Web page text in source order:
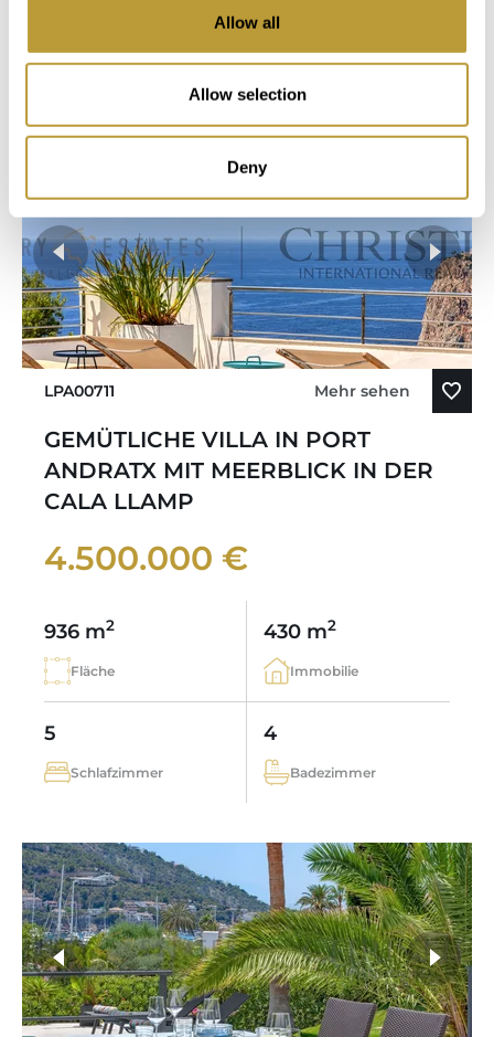
Allow all
Allow selection
Deny
Schlafzimmer
3
Badezimmer
LPA00711 Mehr sehen
GEMÜTLICHE VILLA IN PORT
ANDRATX MIT MEERBLICK IN DER
CALA LLAMP
4.500.000 €
936 m2
Fläche
430 m2
Immobilie
5
Schlafzimmer
4
Badezimmer